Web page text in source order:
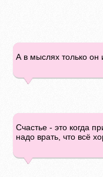
А в мыслях только он
Счастье - это когда
надо врать, что всё